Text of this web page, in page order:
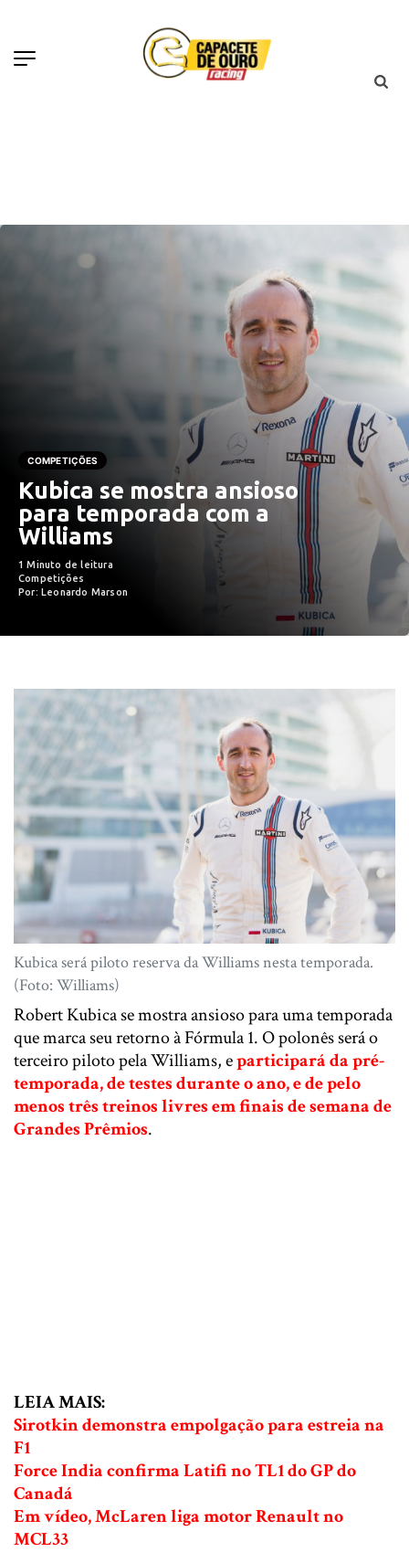
COMPETIÇÕES
Kubica se mostra ansioso
para temporada com a
Williams
1 Minuto de leitura
Competições
Por: Leonardo Marson
Kubica será piloto reserva da Williams nesta temporada.
(Foto: Williams)
Robert Kubica se mostra ansioso para uma temporada
que marca seu retorno à Fórmula 1. O polonês será o
terceiro piloto pela Williams, eparticipará da pré-
temporada, de testes durante o ano, e de pelo
menos três treinos livres em finais de semana de
Grandes Prêmios.
LEIA MAIS:
Sirotkin demonstra empolgação para estreia na
F1
Force India confirma Latifi no TL1 do GP do
Canadá
Em vídeo, McLaren liga motor Renault no
MCL33